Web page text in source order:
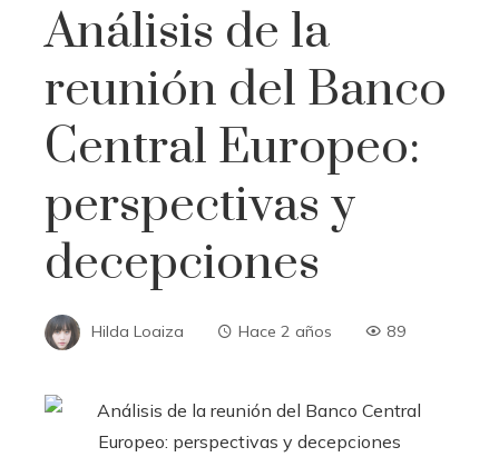
Análisis de la
reunión del Banco
Central Europeo:
perspectivas y
decepciones
Hilda Loaiza Hace 2 años 89